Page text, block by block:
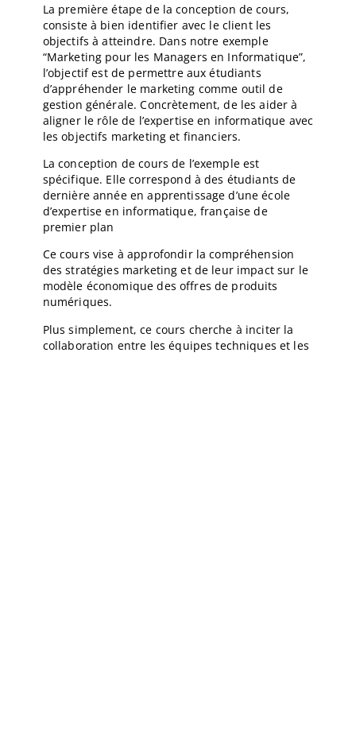
La première étape de la conception de cours,
consiste à bien identifier avec le client les
objectifs à atteindre. Dans notre exemple
“Marketing pour les Managers en Informatique”,
l’objectif est de permettre aux étudiants
d’appréhender le marketing comme outil de
gestion générale. Concrètement, de les aider à
aligner le rôle de l’expertise en informatique avec
les objectifs marketing et financiers.
La conception de cours de l’exemple est
spécifique. Elle correspond à des étudiants de
dernière année en apprentissage d’une école
d’expertise en informatique, française de
premier plan
Ce cours vise à approfondir la compréhension
des stratégies marketing et de leur impact sur le
modèle économique des offres de produits
numériques.
Plus simplement, ce cours cherche à inciter la
collaboration entre les équipes techniques et les